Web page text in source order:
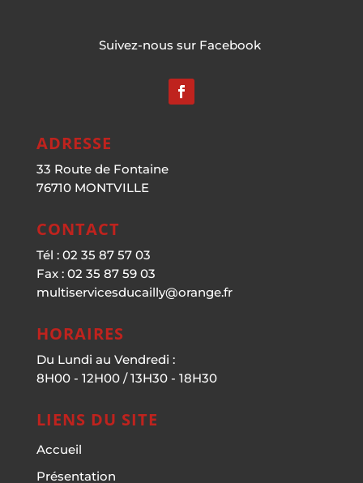
Suivez-nous sur Facebook
ADRESSE
33 Route de Fontaine
76710 MONTVILLE
CONTACT
Tél : 02 35 87 57 03
Fax : 02 35 87 59 03
multiservicesducailly@orange.fr
HORAIRES
Du Lundi au Vendredi :
8H00 - 12H00 / 13H30 - 18H30
LIENS DU SITE
Accueil
Présentation